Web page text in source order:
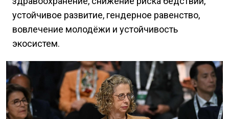
устойчивое развитие, гендерное равенство,
вовлечение молодёжи и устойчивость
экосистем.